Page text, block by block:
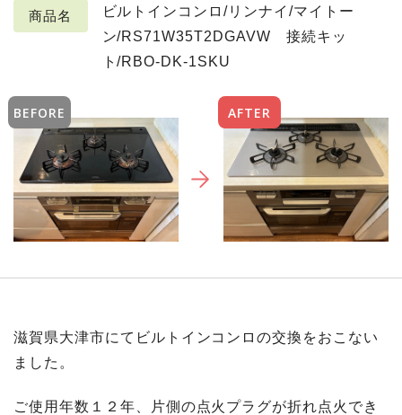
商品名
ビルトインコンロ/リンナイ/マイトー
ン/RS71W35T2DGAVW 接続キッ
ト/RBO-DK-1SKU
BEFORE AFTER
滋賀県大津市にてビルトインコンロの交換をおこない
ました。
ご使用年数１２年、片側の点火プラグが折れ点火でき